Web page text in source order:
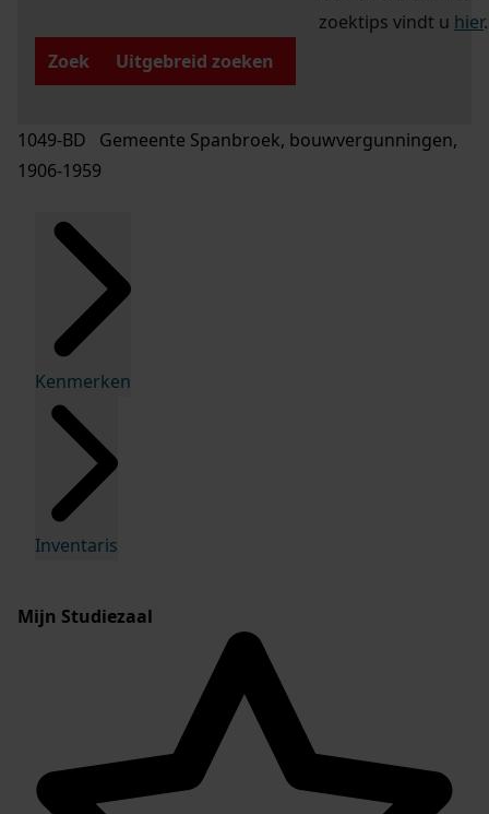
zoektips vindt u hier.
Zoek
Uitgebreid zoeken
1049-BD Gemeente Spanbroek, bouwvergunningen,
1906-1959
Kenmerken
Inventaris
Mijn Studiezaal